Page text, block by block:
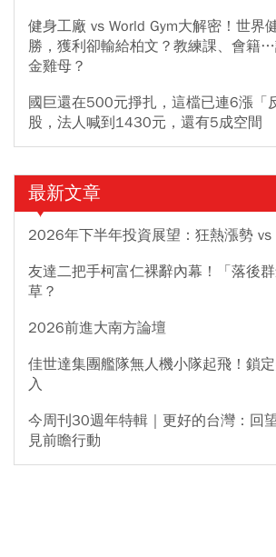
健身工廠 vs World Gym大解密！世界
勝，獲利卻輸給柏文？教練課、會籍
金雞母？
國巨還在500元掙扎，這檔已連6漲「
股，法人喊到1430元，還有5成空間
最新文章
2026年下半年投資展望：狂熱漲勢 vs
友達二把手柯富仁裸辭內幕！「落後
草？
2026前進大南方論壇
佳世達集團艦隊無人機小隊起飛！鎖
入
今周刊30週年特輯｜更好的台灣：回
見前瞻行動